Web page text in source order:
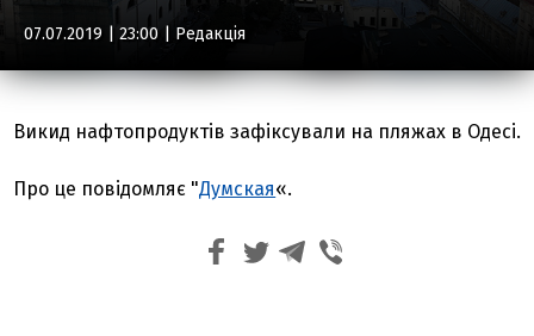
07.07.2019 | 23:00 | Редакція
Викид нафтопродуктів зафіксували на пляжах в Одесі.
Про це повідомляє "Думская«.